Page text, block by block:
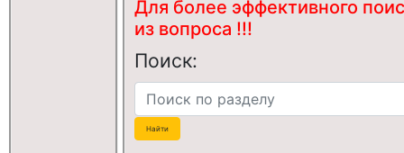
Для более эффективного
из вопроса !!!
Поиск: